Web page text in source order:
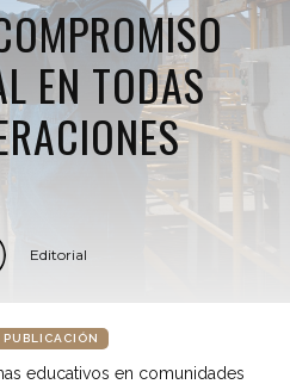
EN TODAS
Editorial
PUBLICACIÓN
educativos en comunidades